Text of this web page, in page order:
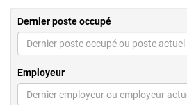
Dernier poste occupé
Employeur